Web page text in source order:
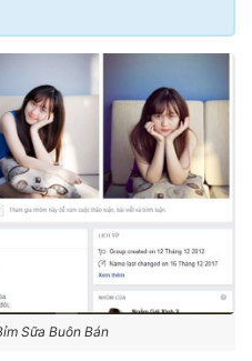
Sữa Buôn Bán